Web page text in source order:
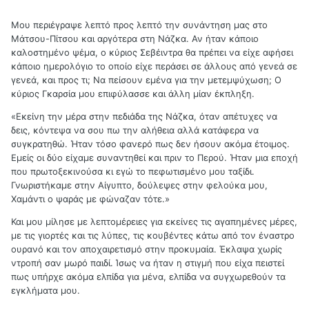
Μου περιέγραψε λεπτό προς λεπτό την συνάντηση μας στο
Μάτσου-Πίτσου και αργότερα στη Νάζκα. Αν ήταν κάποιο
καλοστημένο ψέμα, ο κύριος Σεβέιντρα θα πρέπει να είχε αφήσει
κάποιο ημερολόγιο το οποίο είχε περάσει σε άλλους από γενεά σε
γενεά, και προς τι; Να πείσουν εμένα για την μετεμψύχωση; Ο
κύριος Γκαρσία μου επιφύλασσε και άλλη μίαν έκπληξη.
«Εκείνη την μέρα στην πεδιάδα της Νάζκα, όταν απέτυχες να
δεις, κόντεψα να σου πω την αλήθεια αλλά κατάφερα να
συγκρατηθώ. Ήταν τόσο φανερό πως δεν ήσουν ακόμα έτοιμος.
Εμείς οι δύο είχαμε συναντηθεί και πριν το Περού. Ήταν μια εποχή
που πρωτοξεκινούσα κι εγώ το πεφωτισμένο μου ταξίδι.
Γνωριστήκαμε στην Αίγυπτο, δούλεψες στην φελούκα μου,
Χαμάντι ο ψαράς με φώναζαν τότε.»
Και μου μίλησε με λεπτομέρειες για εκείνες τις αγαπημένες μέρες,
με τις γιορτές και τις λύπες, τις κουβέντες κάτω από τον έναστρο
ουρανό και τον αποχαιρετισμό στην προκυμαία. Έκλαψα χωρίς
ντροπή σαν μωρό παιδί. Ίσως να ήταν η στιγμή που είχα πειστεί
πως υπήρχε ακόμα ελπίδα για μένα, ελπίδα να συγχωρεθούν τα
εγκλήματα μου.